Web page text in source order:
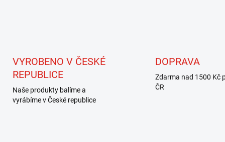
VYROBENO V ČESKÉ
REPUBLICE
Naše produkty balíme a
vyrábíme v České republice
DOPRAVA
Zdarma nad 1500 Kč
ČR